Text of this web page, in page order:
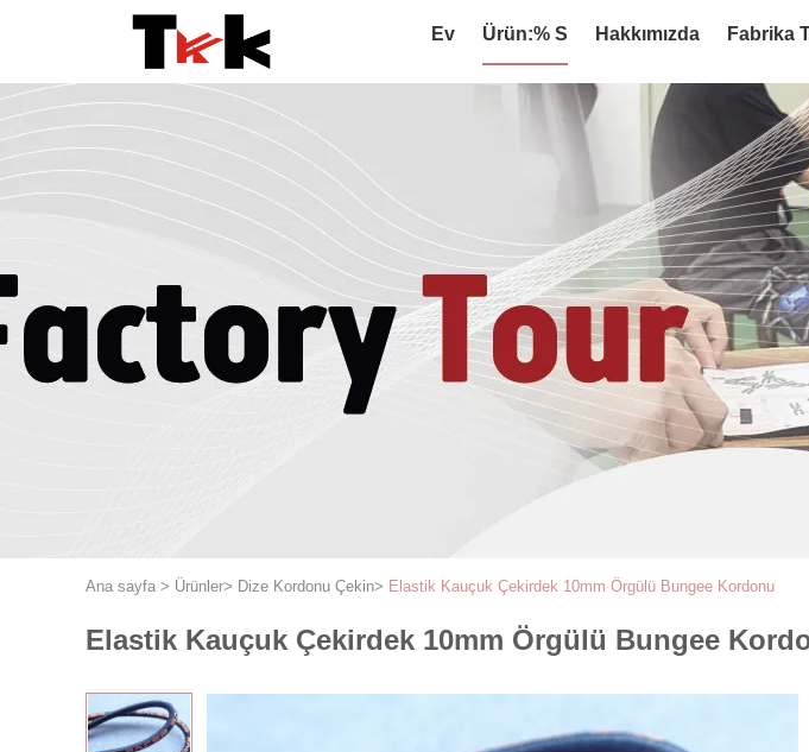
Ev Ürün:% S Hakkımızda Fabrika
Ana sayfa > Ürünler> Dize Kordonu Çekin> Elastik Kauçuk Çekirdek 10mm Örgülü Bungee Kordonu
Elastik Kauçuk Çekirdek 10mm Örgülü Bungee